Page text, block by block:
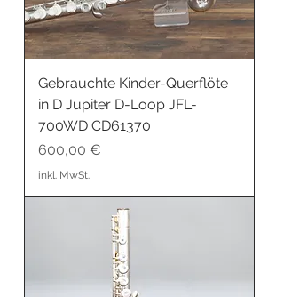
Gebrauchte Kinder-Querflöte
in D Jupiter D-Loop JFL-
700WD CD61370
Preis
600,00 €
inkl. MwSt.